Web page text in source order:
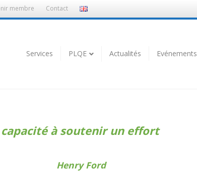
membre Contact
Services PLQE Actualités Evénements
à soutenir un effort
Henry Ford